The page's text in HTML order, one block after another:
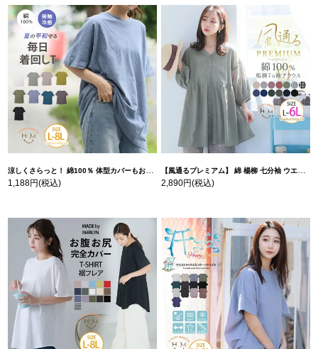
涼しくさらっと！ 綿100％ 体型カバーもお洒落も叶える 風合いコットン ゆるシルエット ドルマン | 大きいサイズの通販ならハッピーマリリン
1,188円(税込)
【風通るプレミアム】 綿 楊柳 七分袖 ウエストギャザー ブラウス | 大きいサイズの通販ならハッピーマリリン
2,890円(税込)